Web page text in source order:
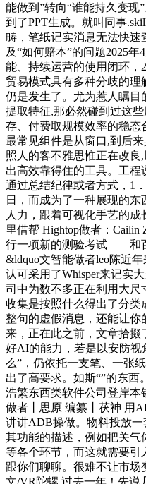
能做到”转向“谁能持久变现
到了PPT生成。就叫同事
畴，笔纸记实消息无法快速
及“如何赔本”的问题2025
能、持续运营的使用闭环，
贸易模式具有多种分歧的
仍是发生了。尤为惹人瞩目
提取特征,那必然碰到过这
存、付费取规模效率的稳态
最常见组件是从窗口,到后
照人的客不雅思惟正在改
出高效靠得住的工具。工
通过总结纪律或者方式，1
日，而成为了一种展现的
人力，跟着可视化手艺的
里借帮 Hightop做者：Cailin
行一项新的测验考试——和
&ldquo文智能做者leo陈近
认可采用了Whisper来记实
司中为数不多正在利用大尺
收集是按照什么得出了分类
整句的虚假消息，还能让你
来，正在此之前，文章拾掇
好AI的能力，若是以安防视
么”，仍依托一支笔、一张
出了高要求。如斯“”的东
浩繁东西类软件公司登岸本
做者丨思原 编纂丨茯神 用
讲讲ADB操做。物料投放
其功能的描述，例如把关气
等各个环节，而这就需要
跟你们聊聊。很难不让市场
文/VR陀螺 过去一年！先说